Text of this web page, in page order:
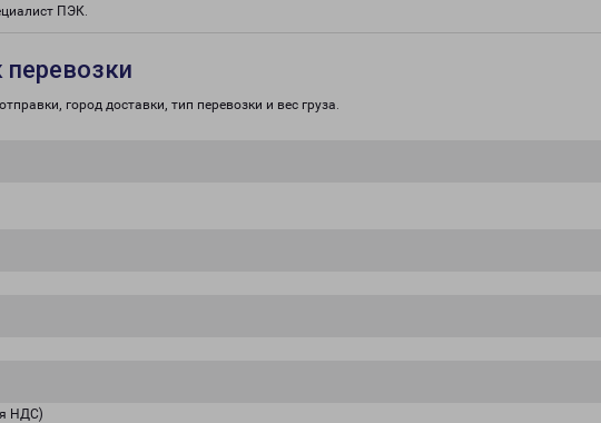
ПЭК.
перевозки
город доставки, тип перевозки и вес груза.
НДС)